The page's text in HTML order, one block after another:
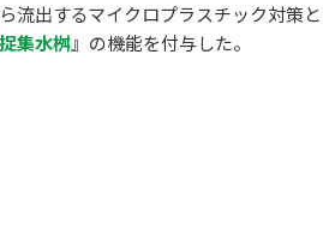
流出するマイクロプラスチック対策
集水桝』の機能を付与した。